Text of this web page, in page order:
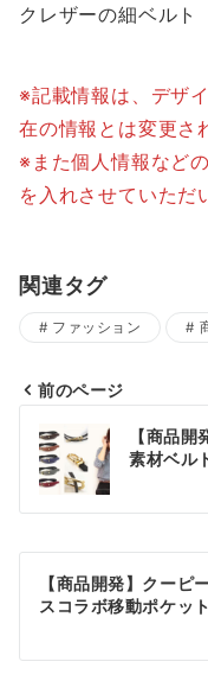
クレザーの細ベルト
※記載情報は、デザ
在の情報とは変更さ
※また個人情報など
を入れさせていただ
関連タグ
ファッション
投
稿
ビ
シ
前のページ
【商品
素材ベ
【商品開発】クーピ
スコラボ移動ポケ